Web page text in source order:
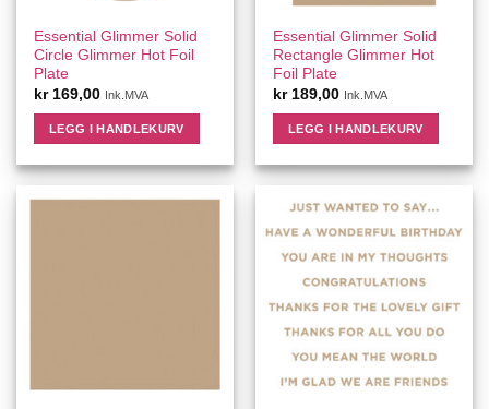
Essential Glimmer Solid
Circle Glimmer Hot Foil
Plate
kr169,00 Ink.MVA
LEGG I HANDLEKURV
Essential Glimmer Solid
Rectangle Glimmer Hot
Foil Plate
kr189,00 Ink.MVA
LEGG I HANDLEKURV